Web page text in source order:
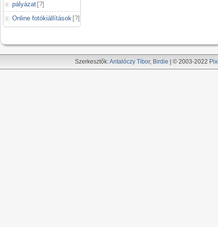
pályázat [?]
Online fotókiállítások [?]
Szerkesztők:Antalóczy Tibor, Birdie | © 2003-2022